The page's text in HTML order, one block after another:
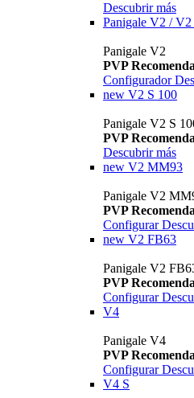
Descubrir más
Panigale V2 / V2
Panigale V2
PVP
Configurador
new V2 S 100
Panigale V2 S
PVP
Descubrir más
new V2 MM93
Panigale V2
PVP
Configurar
new V2 FB63
Panigale V2
PVP
Configurar
V4
Panigale V4
PVP
Configurar
V4 S